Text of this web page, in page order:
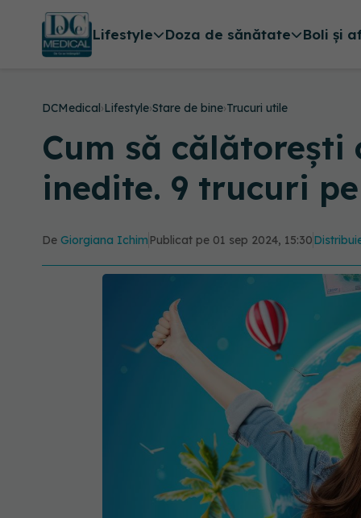
Lifestyle Doza de sănătate Boli și
DCMedical›Lifestyle›Stare de bine›Trucuri utile
Cum să
inedite. 9 trucuri
De Giorgiana Ichim Publicat pe 01 sep 2024, 15:30